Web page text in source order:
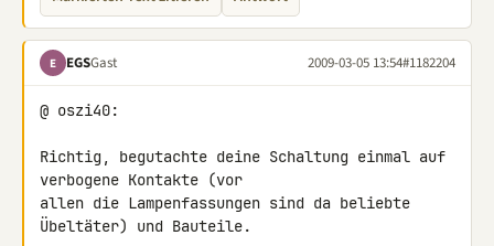
E EGSGast 2009-03-05 13:54#1182204
@ oszi40:
Richtig, begutachte deine Schaltung einmal auf
verbogene Kontakte (vor
allen die Lampenfassungen sind da beliebte
Übeltäter) und Bauteile.